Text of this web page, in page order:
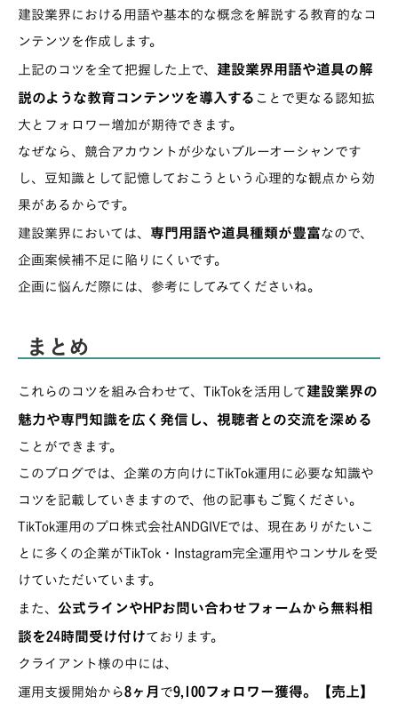
建設業界における用語や基本的な概念を解説する教育的なコ
ンテンツを作成します。
上記のコツを全て把握した上で、 建設業界用語や道具の解
説のような教育コンテンツを導入することで更なる認知拡
大とフォロワー増加が期待できます。
なぜなら、競合アカウントが少ないブルーオーシャンです
し、豆知識として記憶しておこうという心理的な観点から効
果があるからです。
建設業界においては、 専門用語や道具種類が豊富なので、
企画案候補不足に陥りにくいです。
企画に悩んだ際には、参考にしてみてくださいね。
まとめ
これらのコツを組み合わせて、TikTokを活用して建設業界の
魅力や専門知識を広く発信し、視聴者との交流を深める
ことができます。
このブログでは、企業の方向けにTikTok運用に必要な知識や
コツを記載していきますので、他の記事もご覧ください。
TikTok運用のプロ株式会社ANDGIVEでは、現在ありがたいこ
とに多くの企業がTikTok・Instagram完全運用やコンサルを受
けていただいています。
また、 公式ラインやHPお問い合わせフォームから無料相
談を24時間受け付けております。
クライアント様の中には、
運用支援開始から8ヶ月で9,100フォロワー獲得。【売上】